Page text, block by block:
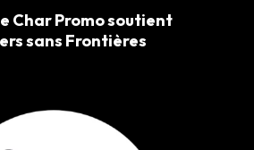
Char Promo soutient
sans Frontières